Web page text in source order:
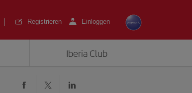
Registrieren Einloggen
Iberia Club